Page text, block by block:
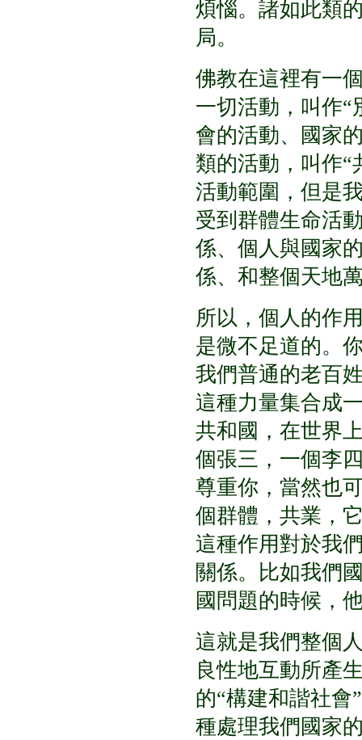
煩惱。諸如此類
局。
佛教在這裡有一
一切活動，叫作“
會的活動、國家
類的活動，叫作“
活動範圍，但是
受到群體生命活
係、個人與國家
係、和整個天地
所以，個人的作
是微不足道的。
我們普通的老百
這種力量集合成
共和國，在世界
個張三，一個李
尊重你，當然也
個群體，共業，
這種作用對於我
關係。比如我們
國問題的時候，
這就是我們整個
良性地互動所產
的“構建和諧社會”
種處理我們國家